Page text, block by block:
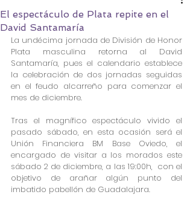
El espectáculo de Plata repite en el
David Santamaría
La undécima jornada de División de Honor
Plata masculina retorna al David
Santamaría, pues el calendario establece
la celebración de dos jornadas seguidas
en el feudo alcarreño para comenzar el
mes de diciembre.
Tras el magnífico espectáculo vivido el
pasado sábado, en esta ocasión será el
Unión Financiera BM Base Oviedo, el
encargado de visitar a los morados este
sábado 2 de diciembre, a las 19:00h,  con el
objetivo de arañar algún punto del
imbatido pabellón de Guadalajara.